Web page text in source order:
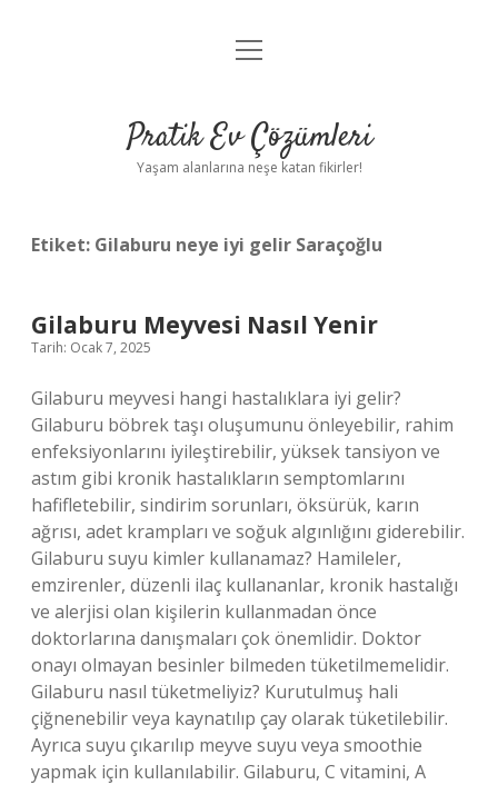
Anasayfa
Yasal Uyarı
menüyü
Pratik Ev Çözümleri
Yaşam alanlarına neşe katan fikirler!
Etiket: Gilaburu neye iyi gelir Saraçoğlu
Gilaburu Meyvesi Nasıl Yenir
Tarih: Ocak 7, 2025
Gilaburu meyvesi hangi hastalıklara iyi gelir?
Gilaburu böbrek taşı oluşumunu önleyebilir, rahim
enfeksiyonlarını iyileştirebilir, yüksek tansiyon ve
astım gibi kronik hastalıkların semptomlarını
hafifletebilir, sindirim sorunları, öksürük, karın
ağrısı, adet krampları ve soğuk algınlığını giderebilir.
Gilaburu suyu kimler kullanamaz? Hamileler,
emzirenler, düzenli ilaç kullananlar, kronik hastalığı
ve alerjisi olan kişilerin kullanmadan önce
doktorlarına danışmaları çok önemlidir. Doktor
onayı olmayan besinler bilmeden tüketilmemelidir.
Gilaburu nasıl tüketmeliyiz? Kurutulmuş hali
çiğnenebilir veya kaynatılıp çay olarak tüketilebilir.
Ayrıca suyu çıkarılıp meyve suyu veya smoothie
yapmak için kullanılabilir. Gilaburu, C vitamini, A